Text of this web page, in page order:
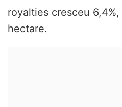
royalties cresceu
hectare.